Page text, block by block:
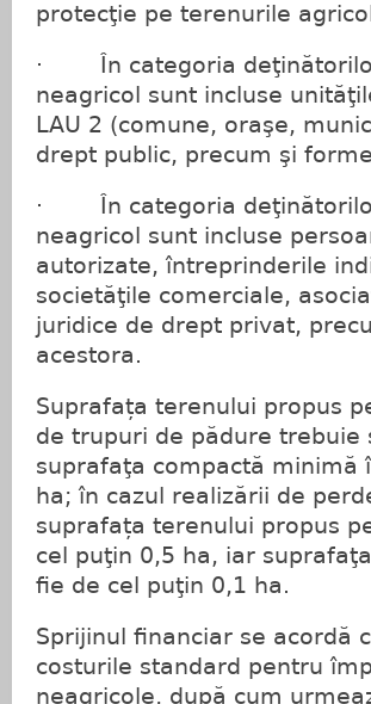
protecţie pe terenurile
· În categoria
neagricol sunt incluse
LAU 2 (comune, oraşe,
drept public, precum şi
· În categoria
neagricol sunt incluse
autorizate, întreprinderile
societăţile comerciale,
juridice de drept privat,
acestora.
Suprafața terenului propus
de trupuri de pădure trebuie
suprafaţa compactă minimă
ha; în cazul realizării de
suprafața terenului propus
cel puţin 0,5 ha, iar
fie de cel puţin 0,1 ha.
Sprijinul financiar se acordă
costurile standard pentru
neagricole, după cum